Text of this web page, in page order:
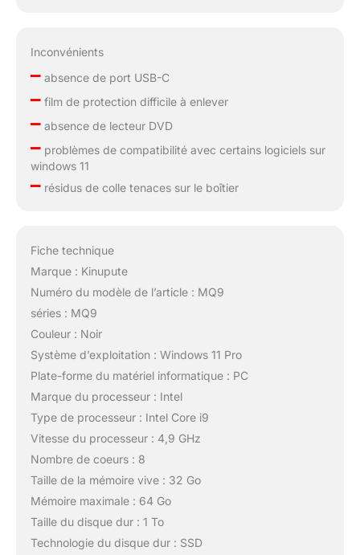
Inconvénients
–absence de port USB-C
–film de protection difficile à enlever
–absence de lecteur DVD
–problèmes de compatibilité avec certains logiciels sur
windows 11
–résidus de colle tenaces sur le boîtier
Fiche technique
Marque : Kinupute
Numéro du modèle de l’article : MQ9
séries : MQ9
Couleur : Noir
Système d’exploitation : Windows 11 Pro
Plate-forme du matériel informatique : PC
Marque du processeur : Intel
Type de processeur : Intel Core i9
Vitesse du processeur : 4,9 GHz
Nombre de coeurs : 8
Taille de la mémoire vive : 32 Go
Mémoire maximale : 64 Go
Taille du disque dur : 1 To
Technologie du disque dur : SSD